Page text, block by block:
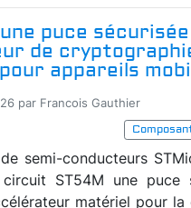
puce
de
appareils
par Francois Gauthier
semi-conducteurs
ST54M une puce
matériel pour